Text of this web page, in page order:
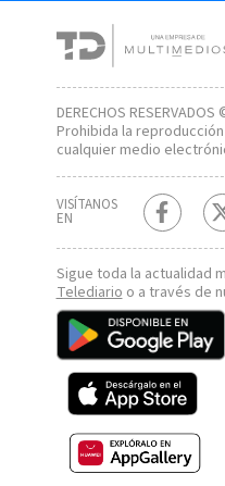
DERECHOS
Prohibida la
cualquier medio
VISÍTANOS
EN
Sigue toda la actualidad
Telediario o a través de